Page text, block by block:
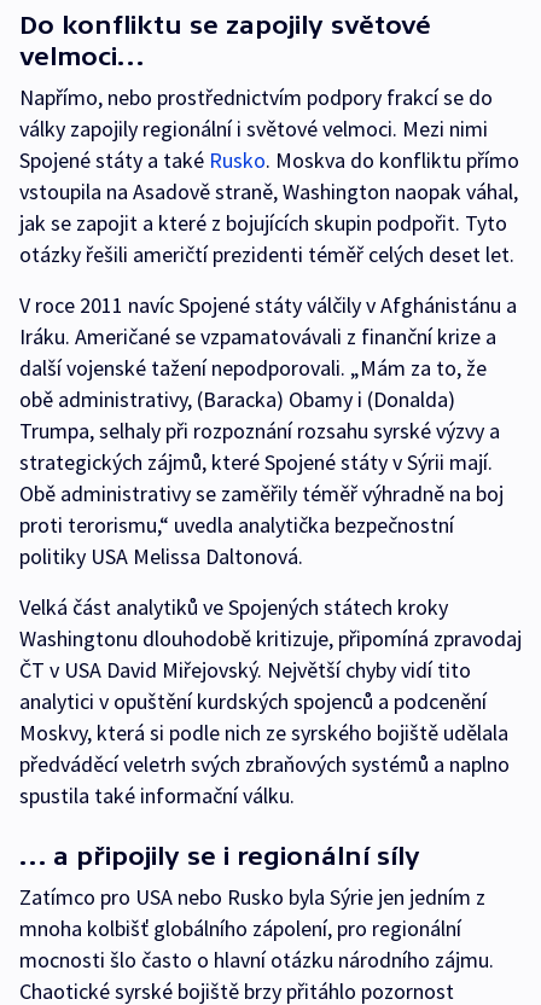
Do konfliktu se zapojily světové
velmoci…
Napřímo, nebo prostřednictvím podpory frakcí se do
války zapojily regionální i světové velmoci. Mezi nimi
Spojené státy a také Rusko. Moskva do konfliktu přímo
vstoupila na Asadově straně, Washington naopak váhal,
jak se zapojit a které z bojujících skupin podpořit. Tyto
otázky řešili američtí prezidenti téměř celých deset let.
V roce 2011 navíc Spojené státy válčily v Afghánistánu a
Iráku. Američané se vzpamatovávali z finanční krize a
další vojenské tažení nepodporovali. „Mám za to, že
obě administrativy, (Baracka) Obamy i (Donalda)
Trumpa, selhaly při rozpoznání rozsahu syrské výzvy a
strategických zájmů, které Spojené státy v Sýrii mají.
Obě administrativy se zaměřily téměř výhradně na boj
proti terorismu,“ uvedla analytička bezpečnostní
politiky USA Melissa Daltonová.
Velká část analytiků ve Spojených státech kroky
Washingtonu dlouhodobě kritizuje, připomíná zpravodaj
ČT v USA David Miřejovský. Největší chyby vidí tito
analytici v opuštění kurdských spojenců a podcenění
Moskvy, která si podle nich ze syrského bojiště udělala
předváděcí veletrh svých zbraňových systémů a naplno
spustila také informační válku.
… a připojily se i regionální síly
Zatímco pro USA nebo Rusko byla Sýrie jen jedním z
mnoha kolbišť globálního zápolení, pro regionální
mocnosti šlo často o hlavní otázku národního zájmu.
Chaotické syrské bojiště brzy přitáhlo pozornost